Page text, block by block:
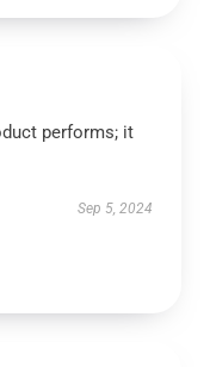
performs; it
Sep 5, 2024